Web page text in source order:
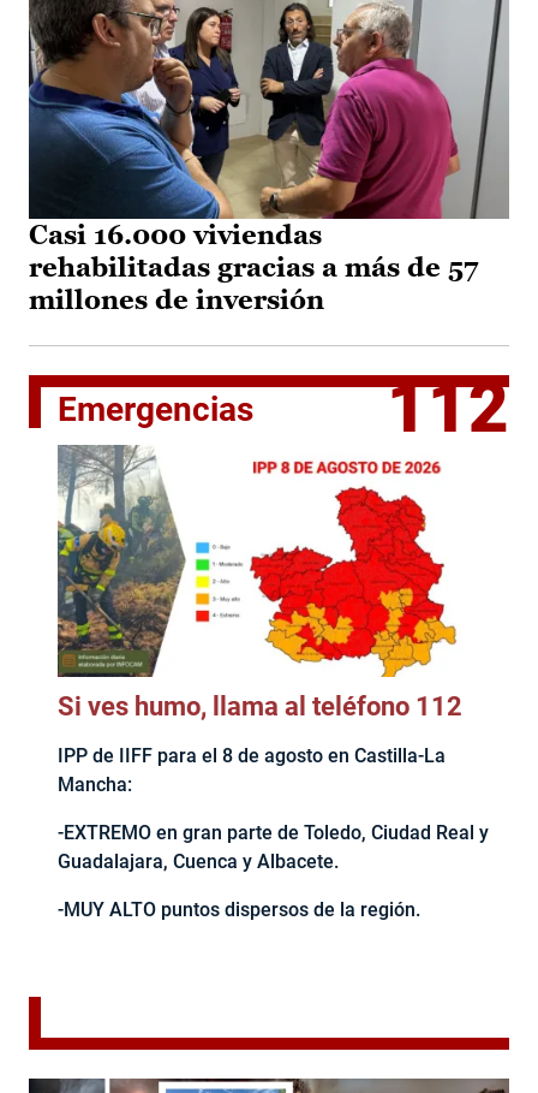
Casi 16.000 viviendas
rehabilitadas gracias a más de 57
millones de inversión
Emergencias 112
Si ves humo, llama al teléfono 112
IPP de IIFF para el 8 de agosto en Castilla-La
Mancha:
-EXTREMO en gran parte de Toledo, Ciudad Real y
Guadalajara, Cuenca y Albacete.
-MUY ALTO puntos dispersos de la región.